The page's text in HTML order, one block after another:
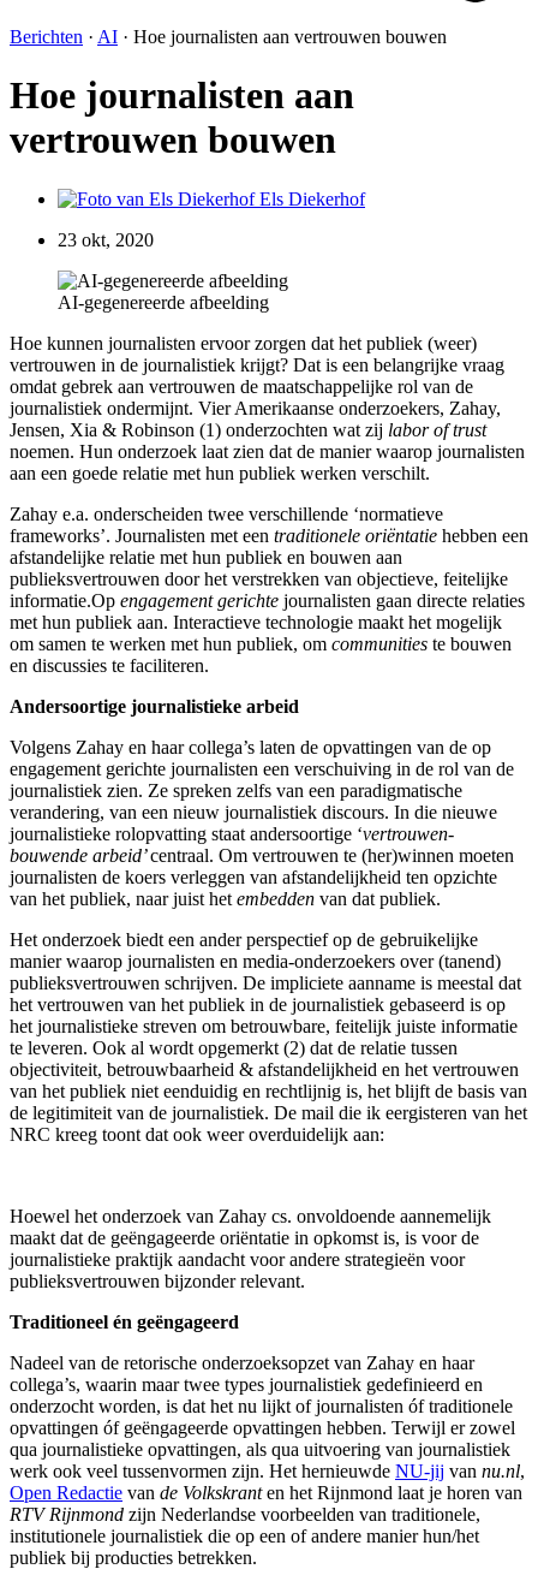
Berichten · AI · Hoe journalisten aan vertrouwen bouwen
Hoe journalisten aan
vertrouwen bouwen
Els Diekerhof
23 okt, 2020
AI-gegenereerde afbeelding
Hoe kunnen journalisten ervoor zorgen dat het publiek (weer)
vertrouwen in de journalistiek krijgt? Dat is een belangrijke vraag
omdat gebrek aan vertrouwen de maatschappelijke rol van de
journalistiek ondermijnt. Vier Amerikaanse onderzoekers, Zahay,
Jensen, Xia & Robinson (1) onderzochten wat zij labor of trust
noemen. Hun onderzoek laat zien dat de manier waarop journalisten
aan een goede relatie met hun publiek werken verschilt.
Zahay e.a. onderscheiden twee verschillende ‘normatieve
frameworks’. Journalisten met een traditionele oriëntatie hebben een
afstandelijke relatie met hun publiek en bouwen aan
publieksvertrouwen door het verstrekken van objectieve, feitelijke
informatie.Op engagement gerichte journalisten gaan directe relaties
met hun publiek aan. Interactieve technologie maakt het mogelijk
om samen te werken met hun publiek, om communities te bouwen
en discussies te faciliteren.
Andersoortige journalistieke arbeid
Volgens Zahay en haar collega’s laten de opvattingen van de op
engagement gerichte journalisten een verschuiving in de rol van de
journalistiek zien. Ze spreken zelfs van een paradigmatische
verandering, van een nieuw journalistiek discours. In die nieuwe
journalistieke rolopvatting staat andersoortige ‘vertrouwen-
bouwende arbeid’centraal. Om vertrouwen te (her)winnen moeten
journalisten de koers verleggen van afstandelijkheid ten opzichte
van het publiek, naar juist het embedden van dat publiek.
Het onderzoek biedt een ander perspectief op de gebruikelijke
manier waarop journalisten en media-onderzoekers over (tanend)
publieksvertrouwen schrijven. De impliciete aanname is meestal dat
het vertrouwen van het publiek in de journalistiek gebaseerd is op
het journalistieke streven om betrouwbare, feitelijk juiste informatie
te leveren. Ook al wordt opgemerkt (2) dat de relatie tussen
objectiviteit, betrouwbaarheid & afstandelijkheid en het vertrouwen
van het publiek niet eenduidig en rechtlijnig is, het blijft de basis van
de legitimiteit van de journalistiek. De mail die ik eergisteren van het
NRC kreeg toont dat ook weer overduidelijk aan:
Hoewel het onderzoek van Zahay cs. onvoldoende aannemelijk
maakt dat de geëngageerde oriëntatie in opkomst is, is voor de
journalistieke praktijk aandacht voor andere strategieën voor
publieksvertrouwen bijzonder relevant.
Traditioneel én geëngageerd
Nadeel van de retorische onderzoeksopzet van Zahay en haar
collega’s, waarin maar twee types journalistiek gedefinieerd en
onderzocht worden, is dat het nu lijkt of journalisten óf traditionele
opvattingen óf geëngageerde opvattingen hebben. Terwijl er zowel
qua journalistieke opvattingen, als qua uitvoering van journalistiek
werk ook veel tussenvormen zijn. Het hernieuwde NU-jij van nu.nl,
Open Redactie van de Volkskranten het Rijnmond laat je horen van
RTV Rijnmond zijn Nederlandse voorbeelden van traditionele,
institutionele journalistiek die op een of andere manier hun/het
publiek bij producties betrekken.